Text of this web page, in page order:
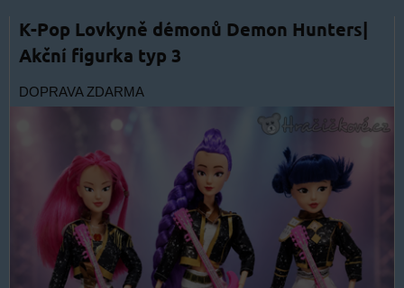
K-Pop Lovkyně démonů Demon Hunters|
Akční figurka typ 3
DOPRAVA ZDARMA